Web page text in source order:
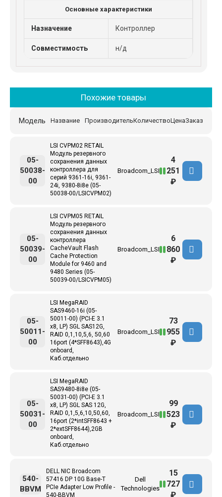
Основные характеристики
Назначение Контроллер
Совместимость н/д
Похожие товары
Название Производитель
Модель КоличествоЦенаЗаказ
LSI CVPM02 RETAIL
Модуль резервного
сохранения данных
контроллера для
серий 9361-16i, 9361-
24i, 9380-8i8e (05-
50038-00/LSICVPM02)
Broadcom_LSI
05-
50038-
00
4
251
₽
LSI CVPM05 RETAIL
Модуль резервного
сохранения данных
контроллера
CacheVault Flash
Cache Protection
Module for 9460 and
9480 Series (05-
50039-00/LSICVPM05)
Broadcom_LSI
05-
50039-
00
6
860
₽
LSI MegaRAID
SAS9460-16i (05-
50011-00) (PCI-E 3.1
x8, LP) SGL SAS12G,
RAID 0,1,10,5,6, 50,60
16port (4*SFF8643),4G
onboard,
Каб.отдельно
Broadcom_LSI
05-
50011-
00
73
955
₽
LSI MegaRAID
SAS9480-8i8e (05-
50031-00) (PCI-E 3.1
x8, LP) SGL SAS 12G,
RAID 0,1,5,6,10,50,60,
16port (2*intSFF8643 +
2*extSFF8644),2GB
onboard,
Каб.отдельно
Broadcom_LSI
05-
50031-
00
99
523
₽
DELL NIC Broadcom
57416 DP 10G Base-T
PCIe Adapter Low Profile -
540-BBVM
Dell
Technologies
540-
BBVM
15
727
₽